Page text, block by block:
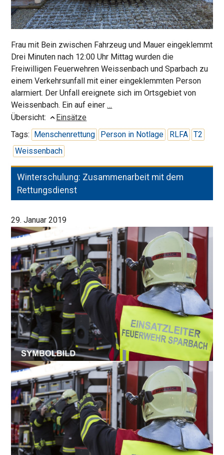
Frau mit Bein zwischen Fahrzeug und Mauer eingeklemmt
Drei Minuten nach 12:00 Uhr Mittag wurden die
Freiwilligen Feuerwehren Weissenbach und Sparbach zu
einem Verkehrsunfall mit einer eingeklemmten Person
alarmiert. Der Unfall ereignete sich im Ortsgebiet von
Weissenbach. Ein auf einer…
Weissenbach
Übersicht:
Einsätze
Tags: Menschenrettung Person in Notlage RLFA
T2
Weissenbach
Winterschulung: Zusammenarbeit mit dem
Rettungsdienst
29. Januar 2019